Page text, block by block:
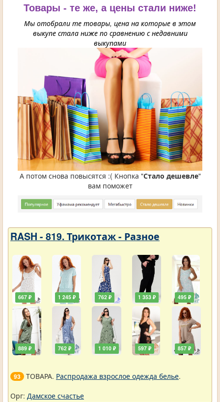
Товары - те же, а цены стали ниже!
Мы отобрали те товары, цена на которые в этом
выкупе стала ниже по сравнению с недавними
выкупами
А потом снова повысятся :( Кнопка "Стало дешевле"
вам поможет
RASH - 819. Трикотаж - Разное
667 ₽
889 ₽
1 245 ₽
762 ₽
762 ₽
1 010 ₽
1 353 ₽
597 ₽
495 ₽
857 ₽
93 ТОВАРА. Распродажа взрослое одежда белье.
Орг: Дамское счастье